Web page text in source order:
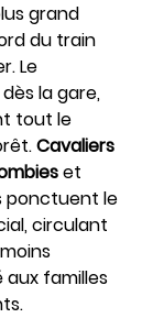
grand
du train
Le
la gare,
tout le
Cavaliers
et
ponctuent le
circulant
familles